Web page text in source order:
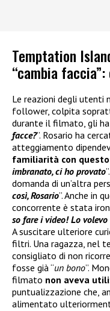
Temptation
“cambia
Le reazioni degli utenti
follower, colpita
durante il filmato, gli
facce?”. Rosario ha
atteggiamento
familiarità con
imbranato, ci ho provato
domanda di un’altra
così, Rosario”. Anche in
concorrente è stata
so fare i video! Lo
A suscitare ulteriore
filtri. Una ragazza, nel
consigliato di non
fosse già “un bono”.
filmato non aveva
puntualizzazione che,
alimentato